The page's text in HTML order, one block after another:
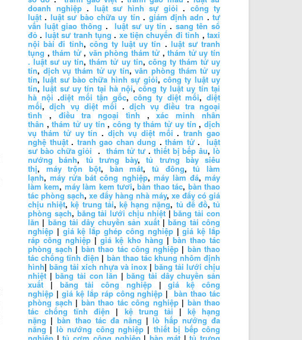
doanh nghiệp. luật sư hình sự giỏi . công ty
luật . luật sư bào chữa uy tín . giám định adn.tư
vấn luật giao thông .luật sư uy tín . sang tên sổ
đỏ . luật sư tranh tụng . xe tiện chuyến đi tỉnh ,taxi
nội bài đi tỉnh, công ty luật uy tín. luật sư tranh
tụng ,thám tử, văn phòng thám tử ,thám tử uy tín
. luật sư uy tín,thám tử uy tín, công ty thám tử uy
tín,dịch vụ thám tử uy tín,văn phòng thám tử uy
tín,luật sư bào chữa hình sự giỏi, công ty luật uy
tín,luật sư uy tín tại hà nội,công ty luật uy tín tại
hà nội.diệt mối tận gốc, công ty diệt mối,diệt
mối,dịch vụ diệt mối . dịch vụ điều tra ngoại
tình , điều tra ngoại tình ,xác minh nhân
thân ,thám tử uy tín,công ty thám tử uy tín ,dịch
vụ thám tử uy tín .dịch vụ diệt mối .tranh gao
nghệ thuật. tranh gao chan dung . thám tử. luật
sư bào chữa giỏi . thám tử tư .thiết bị bếp âu,lò
nướng bánh, tủ trưng bày,tủ trưng bày siêu
thị, máy trộn bột, bàn mát,tủ đông,tủ làm
lạnh,máy rửa bát công nghiệp, máy làm đá,máy
làm kem,máy làm kem tươi,bàn thao tác, bàn thao
tác phòng sạch, xe đẩy hàng nhà máy, xe đẩy có giá
chịu nhiệt,kệ trung tải, kệ hạng nặng, tủ để đồ,tủ
phòng sạch,băng tải lưới chịu nhiệt|băng tải con
lăn |băng tải dây chuyền sản xuất|băng tải công
nghiệp |giá kệ lắp ghép công nghiệp|giá kệ lắp
ráp công nghiệp |giá kệ kho hàng | bàn thao tác
phòng sạch| bàn thao tác công nghiệp| bàn thao
tác chống tĩnh điện | bàn thao tác khung nhôm định
hình| băng tải xích nhựa và inox | băng tải lưới chịu
nhiệt |băng tải con lăn |băng tải dây chuyền sản
xuất | băng tải công nghiệp|giá kệ công
nghiệp | giá kệ lắp ráp công nghiệp |bàn thao tác
phòng sạch | bàn thao tác công nghiệp| bàn thao
tác chống tĩnh điện | kệ trung tải| kệ hạng
nặng |bàn thao tác đa năng |lò hấp nướng đa
năng | lò nướng công nghiệp | thiết bị bếp công